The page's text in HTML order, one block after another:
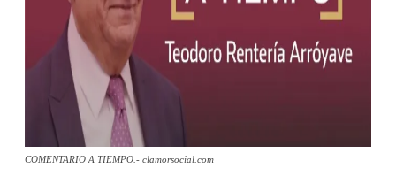
COMENTARIO A TIEMPO.- clamorsocial.com